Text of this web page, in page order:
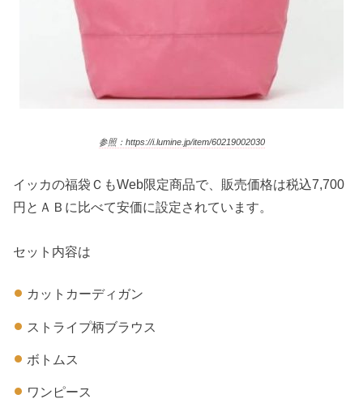
参照：https://i.lumine.jp/item/60219002030
イッカの福袋ＣもWeb限定商品で、販売価格は税込7,700
円とＡＢに比べて安価に設定されています。
セット内容は
カットカーディガン
ストライプ柄ブラウス
ボトムス
ワンピース